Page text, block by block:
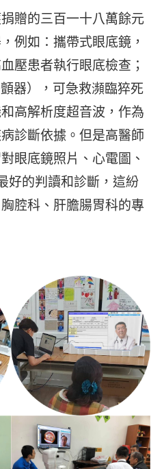
贈的三百一十八萬餘元
例如：攜帶式眼底鏡，
壓患者執行眼底檢查；
器），可急救瀕臨猝死
高解析度超音波，作為
診斷依據。但是高醫師
眼底鏡照片、心電圖、
好的判讀和診斷，這紛
腔科、肝膽腸胃科的專